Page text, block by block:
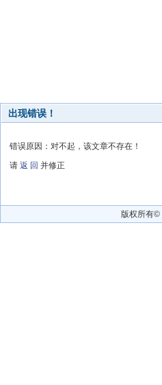
出现错误！
错误原因：对不起，该文章不存在！
请 返 回 并修正
版权所有©